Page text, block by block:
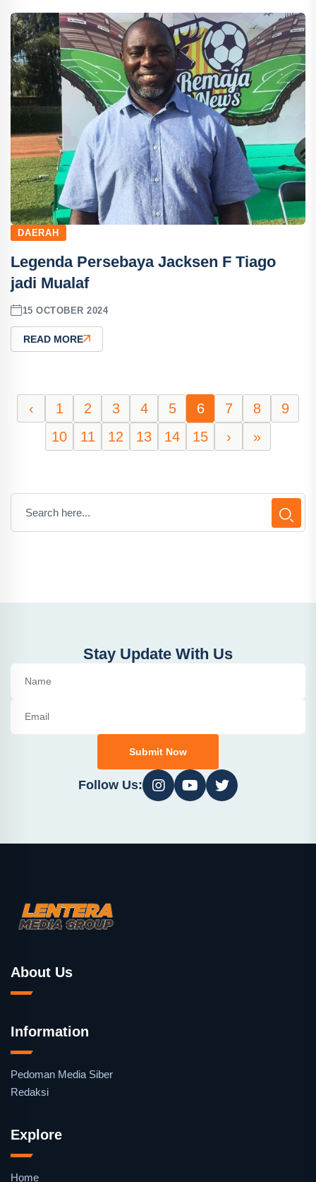
DAERAH
Legenda Persebaya Jacksen F Tiago
jadi Mualaf
15 OCTOBER 2024
READ MORE
‹ 1 2 3 4 5 6 7 8
9
10
11 12 13 14 15 › »
Stay Update With Us
Submit Now
Follow Us:
About Us
Information
Pedoman Media Siber
Redaksi
Explore
Home